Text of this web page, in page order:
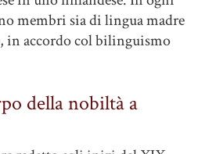
membri sia di lingua madre
in accordo col bilinguismo
della nobiltà a